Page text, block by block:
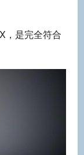
，是完全符合